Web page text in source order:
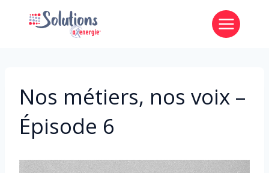
Nos métiers, nos voix –
Épisode 6